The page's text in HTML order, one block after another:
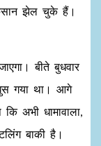
झेल चुके हैं।
बीते बुधवार
गया था। आगे
अभी धामावाला,
बाकी है।